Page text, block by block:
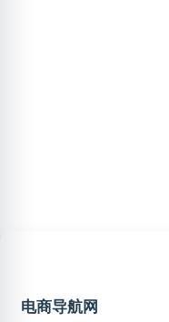
电商导航网